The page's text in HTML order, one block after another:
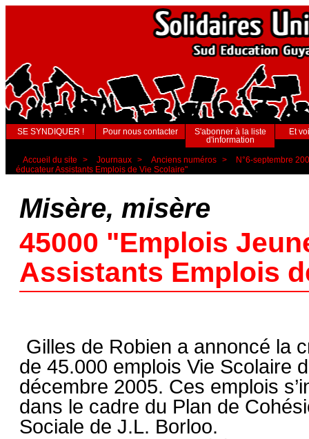
SE SYNDIQUER ! Pour nous contacter
S'abonner à la liste
d'information
Et
Accueil du site > Journaux > Anciens numéros >
N°6-septembre
éducateur Assistants Emplois de Vie Scolaire"
Misère, misère
45000 "Emplois
Assistants Emplois
Gilles de Robien a annoncé la
de 45.000 emplois Vie Scolaire
décembre 2005. Ces emplois
dans le cadre du Plan de
Sociale de J.L. Borloo.